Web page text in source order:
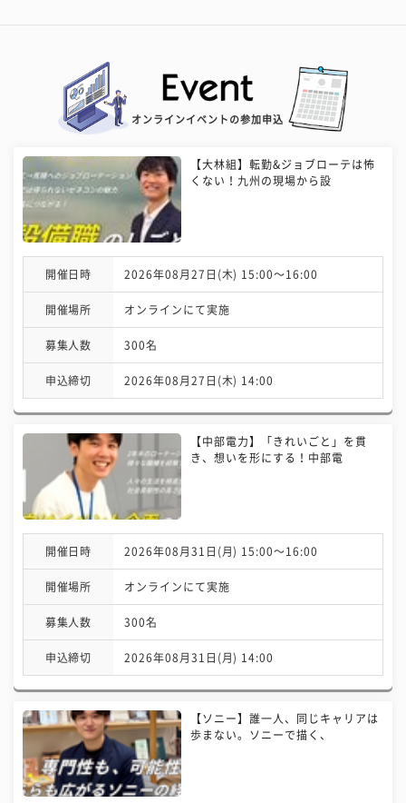
オンラインイベントの参加申込
【大林組】転勤&ジョブローテは怖
くない！九州の現場から設
開催日時 2026年08月27日(木) 15:00〜16:00
開催場所 オンラインにて実施
募集人数 300名
申込締切 2026年08月27日(木) 14:00
【中部電力】「きれいごと」を貫
き、想いを形にする！中部電
開催日時 2026年08月31日(月) 15:00〜16:00
開催場所 オンラインにて実施
募集人数 300名
申込締切 2026年08月31日(月) 14:00
【ソニー】誰一人、同じキャリアは
歩まない。ソニーで描く、